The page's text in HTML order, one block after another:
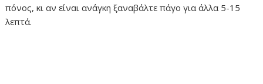
πόνος, κι αν είναι ανάγκη ξαναβάλτε πάγο για άλλα 5-15
λεπτά.